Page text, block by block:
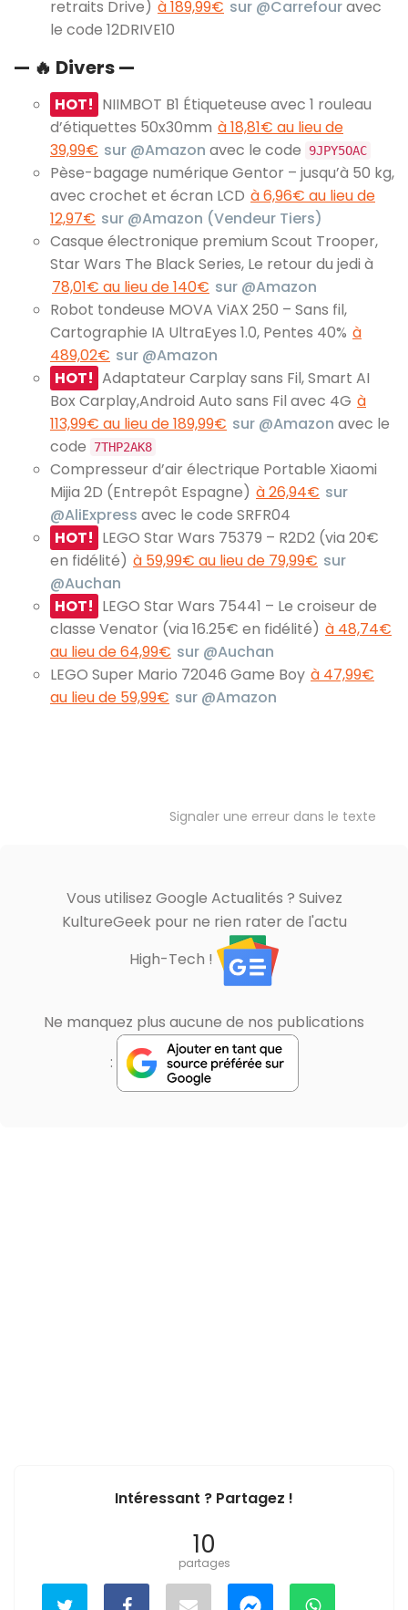
retraits Drive) à 189,99€ sur @Carrefouravec
le code 12DRIVE10
— 🔥 Divers —
HOT! NIIMBOT B1 Étiqueteuse avec 1 rouleau
d’étiquettes 50x30mm à 18,81€ au lieu de
39,99€ sur @Amazon avec le code 9JPY5OAC
Pèse-bagage numérique Gentor – jusqu’à 50 kg,
avec crochet et écran LCD à 6,96€ au lieu de
12,97€ sur @Amazon (Vendeur Tiers)
Casque électronique premium Scout Trooper,
Star Wars The Black Series, Le retour du jedi à
78,01€ au lieu de 140€ sur @Amazon
Robot tondeuse MOVA ViAX 250 – Sans fil,
Cartographie IA UltraEyes 1.0, Pentes 40% à
489,02€ sur @Amazon
HOT! Adaptateur Carplay sans Fil, Smart AI
Box Carplay,Android Auto sans Fil avec 4G à
113,99€ au lieu de 189,99€ sur @Amazon avec le
code
7THP2AK8
Compresseur d’air électrique Portable Xiaomi
Mijia 2D (Entrepôt Espagne) à 26,94€ sur
@AliExpress avec le code SRFR04
HOT! LEGO Star Wars 75379 – R2D2 (via 20€
en fidélité) à 59,99€ au lieu de 79,99€ sur
@Auchan
HOT! LEGO Star Wars 75441 – Le croiseur de
classe Venator (via 16.25€ en fidélité) à 48,74€
au lieu de 64,99€ sur @Auchan
LEGO Super Mario 72046 Game Boy à 47,99€
au lieu de 59,99€ sur @Amazon
Signaler une erreur dans le texte
Vous utilisez Google Actualités ? Suivez
KultureGeek pour ne rien rater de l'actu
High-Tech !
Ne manquez plus aucune de nos publications
:
Intéressant ? Partagez !
10
partages